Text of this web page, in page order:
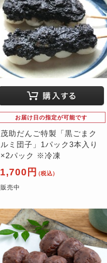
お届け日の指定が可能です
茂助だんご特製「黒ごまク
ルミ団子」1パック3本入り
×2パック ※冷凍
1,700円 （税込）
販売中